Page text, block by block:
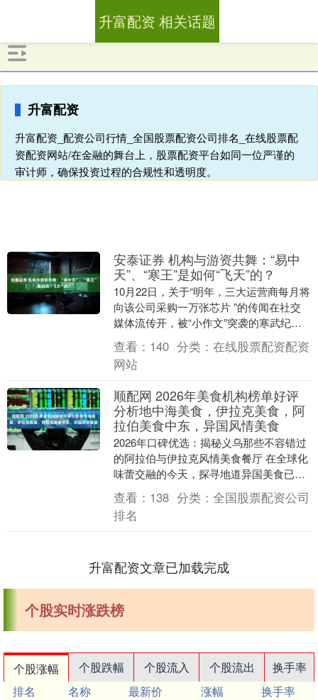
升富配资
升富配资_配资公司行情_全国股票配资公司排名_在线股票配
资配资网站/在金融的舞台上，股票配资平台如同一位严谨的
审计师，确保投资过程的合规性和透明度。
升富配资 相关话题
安泰证券 机构与游资共舞：“易中
天”、“寒王”是如何“飞天”的？
10月22日，关于“明年，三大运营商每月将
向该公司采购一万张芯片 ”的传闻在社交
媒体流传开，被“小作文”突袭的寒武纪
（688256.SH）当天下午开盘后直接从
平....
查看： 140 分类： 在线股票配资配资
网站
顺配网 2026年美食机构榜单好评
分析地中海美食，伊拉克美食，阿
拉伯美食中东，异国风情美食
2026年口碑优选：揭秘义乌那些不容错过
的阿拉伯与伊拉克风情美食餐厅 在全球化
味蕾交融的今天，探寻地道异国美食已成
为都市生活的一大乐趣。义乌，作为国际
商贸名城，....
查看： 138 分类： 全国股票配资公司
排名
升富配资文章已加载完成
个股实时涨跌榜
个股涨幅 个股跌幅 个股流入 个股流出
换手率
排名
名称 最新价 涨幅
换手率